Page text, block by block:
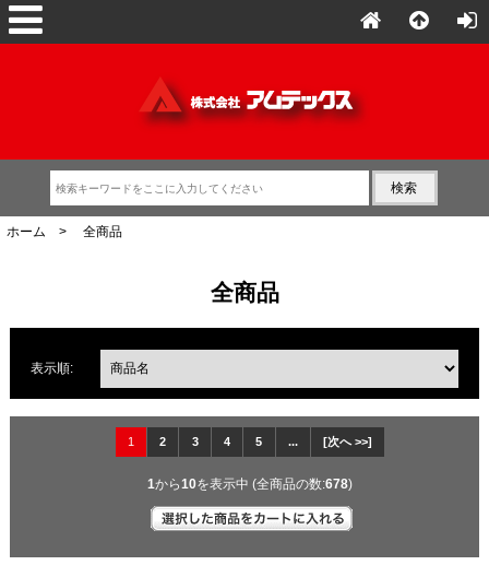
ホーム > 全商品
全商品
表示順:
1 2 3 4 5 ... [次へ >>]
1から10を表示中 (全商品の数:678)